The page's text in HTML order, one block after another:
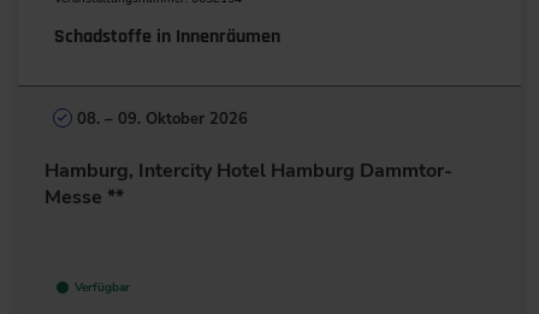
Schadstoffe in Innenräumen
08. – 09. Oktober 2026
Hamburg, Intercity Hotel Hamburg Dammtor-
Messe **
Verfügbar